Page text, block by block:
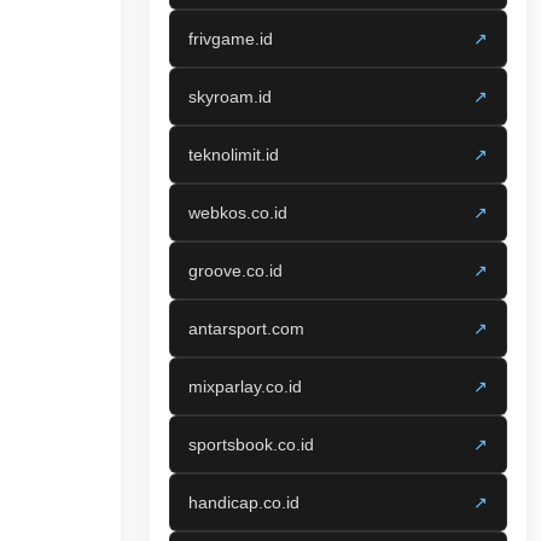
frivgame.id ↗
skyroam.id ↗
teknolimit.id ↗
webkos.co.id ↗
groove.co.id ↗
antarsport.com ↗
mixparlay.co.id ↗
sportsbook.co.id ↗
handicap.co.id ↗